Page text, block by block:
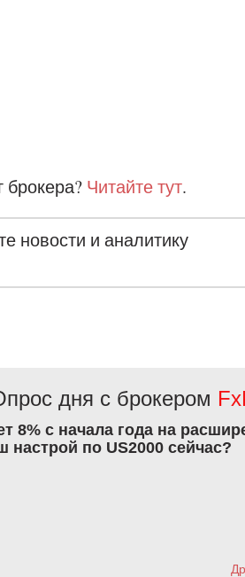
брокера? Читайте тут.
новости и аналитику
дня с брокером
8% с начала года на
настрой по US2000 сейчас?